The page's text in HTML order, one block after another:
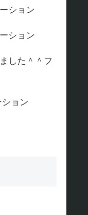
ション
ション
した＾＾フ
ョン